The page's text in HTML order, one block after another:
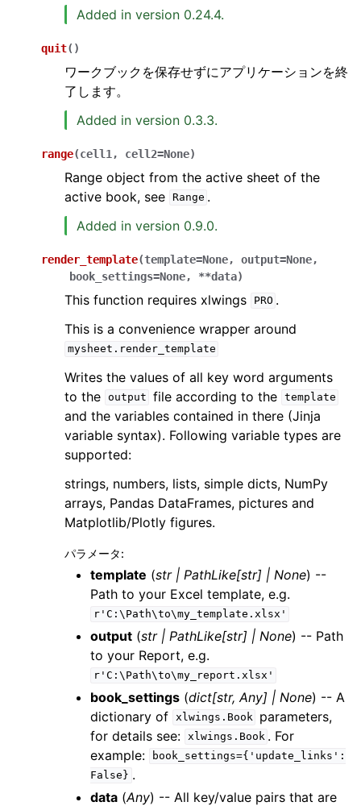
Added in version 0.24.4.
quit( )
ワークブックを保存せずにアプリケーションを終
了します。
Added in version 0.3.3.
range(cell1 , cell2=None)
Range object from the active sheet of the
active book, see
Range .
Added in version 0.9.0.
render_template(template=None, output=None,
book_settings=None, **data)
This function requires xlwings PRO .
This is a convenience wrapper around
mysheet.render_template
Writes the values of all key word arguments
to the output file according to the template
and the variables contained in there (Jinja
variable syntax). Following variable types are
supported:
strings, numbers, lists, simple dicts, NumPy
arrays, Pandas DataFrames, pictures and
Matplotlib/Plotly figures.
パラメータ:
template (str| PathLike[str] | None) --
Path to your Excel template, e.g.
r'C:\Path\to\my_template.xlsx'
output (str| PathLike[str] | None) -- Path
to your Report, e.g.
r'C:\Path\to\my_report.xlsx'
book_settings (dict[str, Any] | None) -- A
dictionary of xlwings.Book
parameters,
for details see: xlwings.Book . For
example:
book_settings={'update_links':
False} .
data (Any) -- All key/value pairs that are